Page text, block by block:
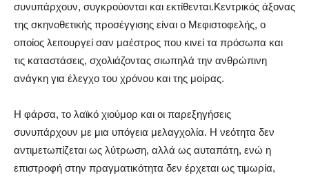
συνυπάρχουν, συγκρούονται και εκτίθενται.Κεντρικός άξονας
της σκηνοθετικής προσέγγισης είναι ο Μεφιστοφελής, ο
οποίος λειτουργεί σαν μαέστρος που κινεί τα πρόσωπα και
τις καταστάσεις, σχολιάζοντας σιωπηλά την ανθρώπινη
ανάγκη για έλεγχο του χρόνου και της μοίρας.
Η φάρσα, το λαϊκό χιούμορ και οι παρεξηγήσεις
συνυπάρχουν με μια υπόγεια μελαγχολία. Η νεότητα δεν
αντιμετωπίζεται ως λύτρωση, αλλά ως αυταπάτη, ενώ η
επιστροφή στην πραγματικότητα δεν έρχεται ως τιμωρία,